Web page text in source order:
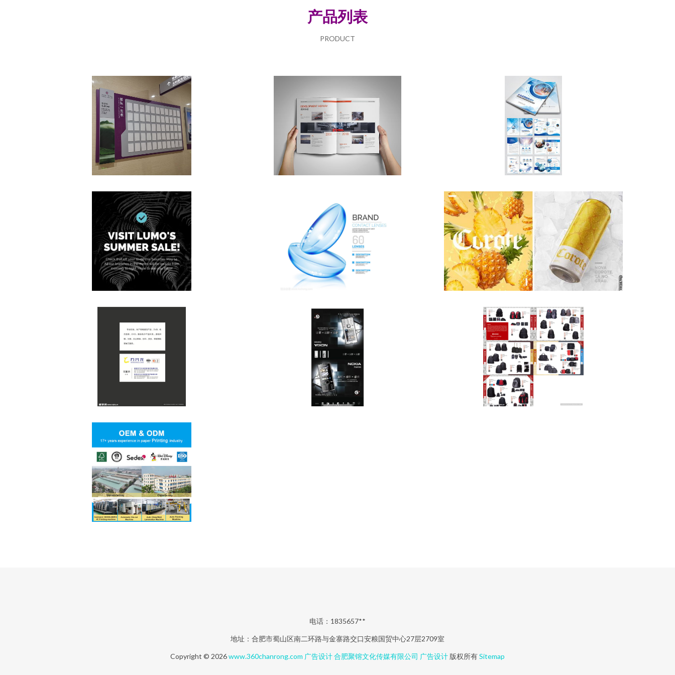
产品列表
PRODUCT
电话：1835657**
地址：合肥市蜀山区南二环路与金寨路交口安粮国贸中心27层2709室
Copyright © 2026www.360chanrong.com 广告设计合肥聚镕文化传媒有限公司 广告设计 版权所有Sitemap